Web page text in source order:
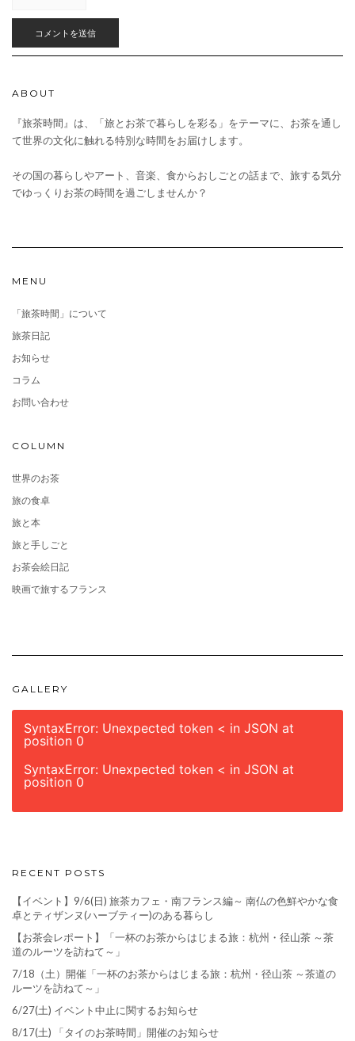
ABOUT
『旅茶時間』は、「旅とお茶で暮らしを彩る」をテーマに、お茶を通し
て世界の文化に触れる特別な時間をお届けします。
その国の暮らしやアート、音楽、食からおしごとの話まで、旅する気分
でゆっくりお茶の時間を過ごしませんか？
MENU
「旅茶時間」について
旅茶日記
お知らせ
コラム
お問い合わせ
COLUMN
世界のお茶
旅の食卓
旅と本
旅と手しごと
お茶会絵日記
映画で旅するフランス
GALLERY
SyntaxError: Unexpected token < in JSON at
position 0
SyntaxError: Unexpected token < in JSON at
position 0
RECENT POSTS
【イベント】9/6(日) 旅茶カフェ・南フランス編～ 南仏の色鮮やかな食
卓とティザンヌ(ハーブティー)のある暮らし
【お茶会レポート】「一杯のお茶からはじまる旅：杭州・径山茶 ～茶
道のルーツを訪ねて～」
7/18（土）開催「一杯のお茶からはじまる旅：杭州・径山茶 ～茶道の
ルーツを訪ねて～」
6/27(土) イベント中止に関するお知らせ
8/17(土) 「タイのお茶時間」開催のお知らせ